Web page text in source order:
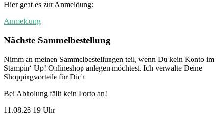
Hier geht es zur Anmeldung:
Anmeldung
Nächste Sammelbestellung
Nimm an meinen Sammelbestellungen teil, wenn Du kein Konto im
Stampin‘ Up! Onlineshop anlegen möchtest. Ich verwalte Deine
Shoppingvorteile für Dich.
Bei Abholung fällt kein Porto an!
11.08.26 19 Uhr